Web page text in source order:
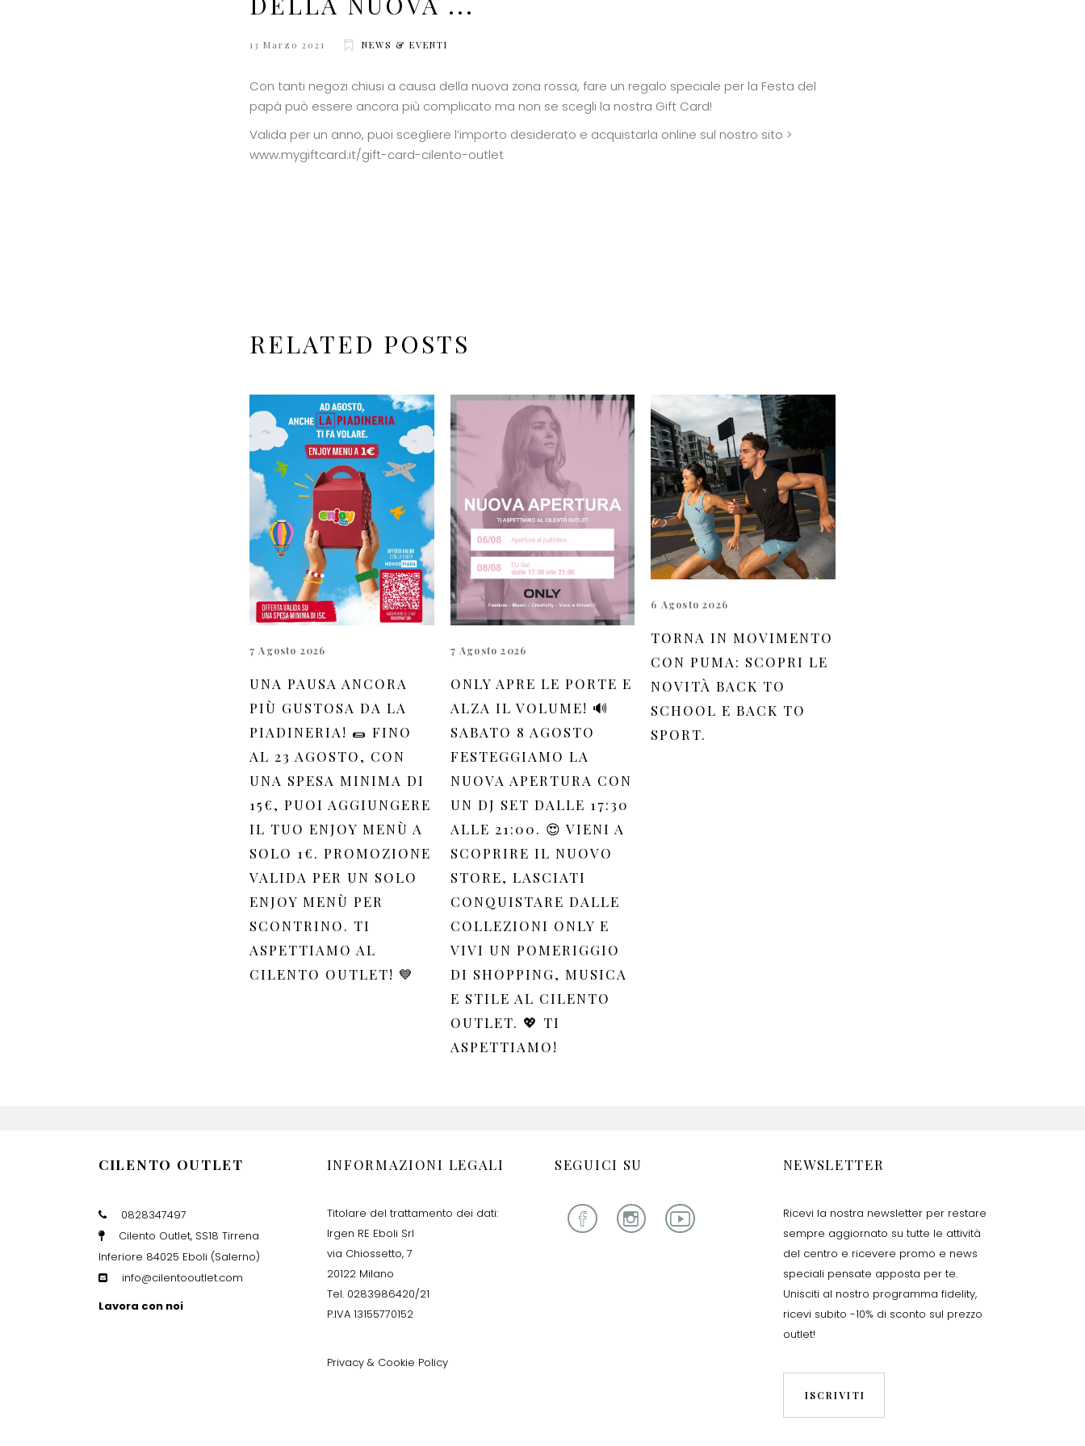
13 Marzo 2021 NEWS & EVENTI
Con tanti negozi chiusi a causa della nuova zona rossa, fare un regalo speciale per la Festa del
papà può essere ancora più complicato ma non se scegli la nostra Gift Card!
Valida per un anno, puoi scegliere l’importo desiderato e acquistarla online sul nostro sito >
www.mygiftcard.it/gift-card-cilento-outlet
RELATED POSTS
7 Agosto 2026
UNA PAUSA ANCORA
PIÙ GUSTOSA DA LA
PIADINERIA! 🌯 FINO
AL 23 AGOSTO, CON
UNA SPESA MINIMA DI
15€, PUOI AGGIUNGERE
IL TUO ENJOY MENÙ A
SOLO 1€. PROMOZIONE
VALIDA PER UN SOLO
ENJOY MENÙ PER
SCONTRINO. TI
ASPETTIAMO AL
CILENTO OUTLET! 💙
7 Agosto 2026
ONLY APRE LE PORTE E
ALZA IL VOLUME! 🔊
SABATO 8 AGOSTO
FESTEGGIAMO LA
NUOVA APERTURA CON
UN DJ SET DALLE 17:30
ALLE 21:00. 😍 VIENI A
SCOPRIRE IL NUOVO
STORE, LASCIATI
CONQUISTARE DALLE
COLLEZIONI ONLY E
VIVI UN POMERIGGIO
DI SHOPPING, MUSICA
E STILE AL CILENTO
OUTLET. 💖 TI
ASPETTIAMO!
6 Agosto 2026
TORNA IN MOVIMENTO
CON PUMA: SCOPRI LE
NOVITÀ BACK TO
SCHOOL E BACK TO
SPORT.
CILENTO OUTLET
0828347497
Cilento Outlet, SS18 Tirrena
Inferiore 84025 Eboli (Salerno)
info@cilentooutlet.com
Lavora con noi
INFORMAZIONI LEGALI
Titolare del trattamento dei dati:
Irgen RE Eboli Srl
via Chiossetto, 7
20122 Milano
Tel. 0283986420/21
P.IVA 13155770152
Privacy & Cookie Policy
SEGUICI SU NEWSLETTER
Ricevi la nostra newsletter per restare
sempre aggiornato su tutte le attività
del centro e ricevere promo e news
speciali pensate apposta per te.
Unisciti al nostro programma fidelity,
ricevi subito -10% di sconto sul prezzo
outlet!
ISCRIVITI